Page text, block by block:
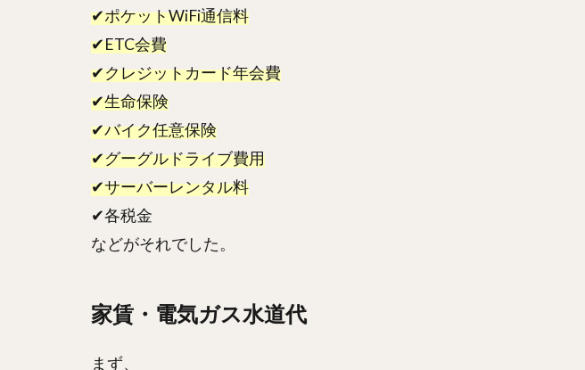
✔ポケットWiFi通信料
✔ETC会費
✔クレジットカード年会費
✔生命保険
✔バイク任意保険
✔グーグルドライブ費用
✔サーバーレンタル料
✔各税金
などがそれでした。
家賃・電気ガス水道代
まず、